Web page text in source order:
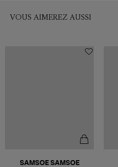
VOUS AIMEREZ AUSSI
SAMSOE SAMSOE